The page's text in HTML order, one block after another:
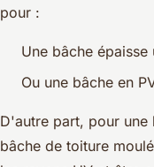
pour :
Une bâche épaisse
Ou une bâche en
D'autre part, pour une
bâche de toiture